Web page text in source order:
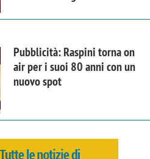
Pubblicità: Raspini torna on
air per i suoi 80 anni con un
nuovo spot